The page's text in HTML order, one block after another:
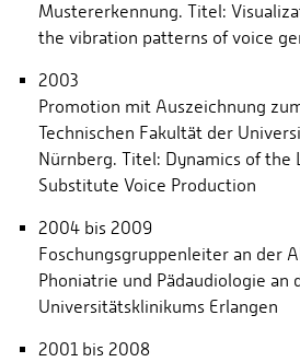
Mustererkennung. Titel:
the vibration patterns of voice
2003
Promotion mit Auszeichnung
Technischen Fakultät der
Nürnberg. Titel: Dynamics of the
Substitute Voice Production
2004 bis 2009
Foschungsgruppenleiter an der
Phoniatrie und Pädaudiologie an
Universitätsklinikums Erlangen
2001 bis 2008